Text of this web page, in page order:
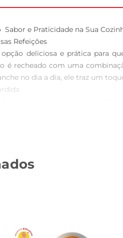
e Praticidade na Sua
Refeições
deliciosa e prática para
é recheado com uma
no dia a dia, ele traz um
experiência gastronômica
pronta para ser